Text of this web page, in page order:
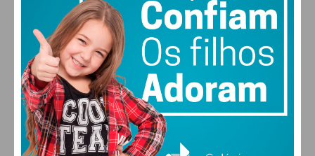
PAÇOS DE FERREIRA